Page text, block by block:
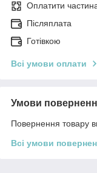
Оплатити
Післяплата
Готівкою
Всі умови оплати
Умови
Повернення товару
Всі умови